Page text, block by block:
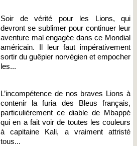
Soir de vérité pour les Lions, qui
devront se sublimer pour continuer leur
aventure mal engagée dans ce Mondial
américain. Il leur faut impérativement
sortir du guêpier norvégien et empocher
les...
L’incompétence de nos braves Lions à
contenir la furia des Bleus français,
particulièrement ce diable de Mbappé
qui en a fait voir de toutes les couleurs
à capitaine Kali, a vraiment attristé
tous...